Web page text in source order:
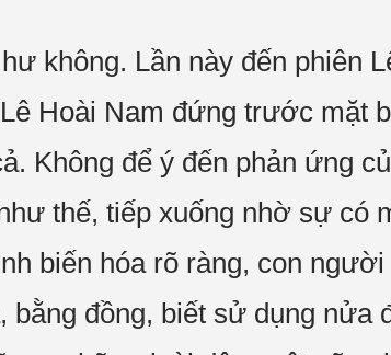
không. Lần này đến phiên
Hoài Nam đứng trước mặt
Không để ý đến phản ứng
thế, tiếp xuống nhờ sự có
biến hóa rõ ràng, con
bằng đồng, biết sử dụng nửa